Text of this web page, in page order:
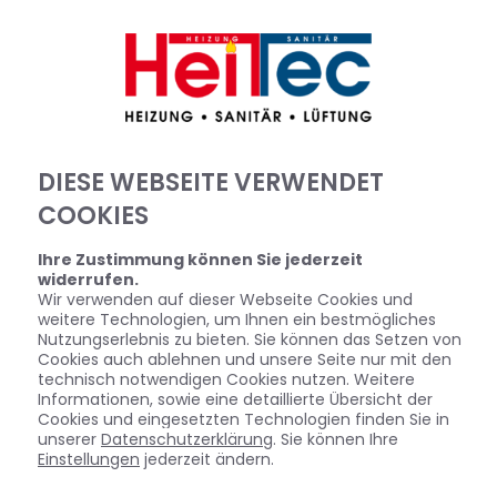
BARRIEREFREIES BAD VON HEITEC
GMBH
DIESE WEBSEITE VERWENDET
COOKIES
Ihre Zustimmung können Sie jederzeit
widerrufen.
Wir verwenden auf dieser Webseite Cookies und
weitere Technologien, um Ihnen ein bestmögliches
Nutzungserlebnis zu bieten. Sie können das Setzen von
Cookies auch ablehnen und unsere Seite nur mit den
technisch notwendigen Cookies nutzen. Weitere
Informationen, sowie eine detaillierte Übersicht der
Cookies und eingesetzten Technologien finden Sie in
unserer Datenschutzerklärung. Sie können Ihre
Einstellungen jederzeit ändern.